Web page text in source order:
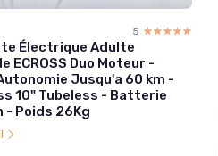
5 ☆☆☆☆☆
★★★★★
Électrique Adulte
ECROSS Duo Moteur -
Jusqu'a 60 km -
10" Tubeless - Batterie
- Poids 26Kg